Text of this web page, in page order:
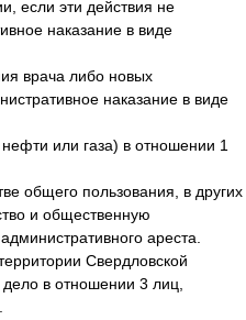
если эти действия не
наказание в виде
врача либо новых
наказание в виде
или газа) в отношении 1
общего пользования, в других
и общественную
ареста.
Свердловской
в отношении 3 лиц,